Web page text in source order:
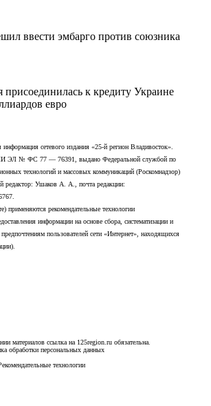
ввести эмбарго против союзника
присоединилась к кредиту Украине
евро
информация сетевого издания «25-й регион Владивосток».
ЭЛ № ФС 77 — 76391, выдано Федеральной службой по
технологий и массовых коммуникаций (Роскомнадзор)
редактор: Ушаков А. А., почта редакции:
применяются рекомендательные технологии
информации на основе сбора, систематизации и
пользователей сети «Интернет», находящихся
материалов ссылка на 125region.ru обязательна.
обработки персональных данных
технологии